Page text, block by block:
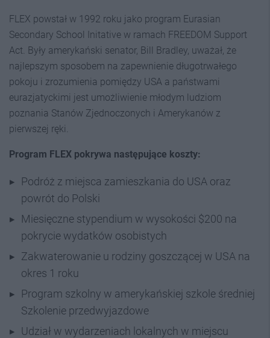
FLEX powstał w 1992 roku jako program Eurasian
Secondary School Initative w ramach FREEDOM Support
Act. Były amerykański senator, Bill Bradley, uważał, że
najlepszym sposobem na zapewnienie długotrwałego
pokoju i zrozumienia pomiędzy USA a państwami
eurazjatyckimi jest umożliwienie młodym ludziom
poznania Stanów Zjednoczonych i Amerykanów z
pierwszej ręki.
Program FLEX pokrywa następujące koszty:
Podróż z miejsca zamieszkania do USA oraz
powrót do Polski
Miesięczne stypendium w wysokości $200 na
pokrycie wydatków osobistych
Zakwaterowanie u rodziny goszczącej w USA na
okres 1 roku
Program szkolny w amerykańskiej szkole średniej
Szkolenie przedwyjazdowe
Udział w wydarzeniach lokalnych w miejscu